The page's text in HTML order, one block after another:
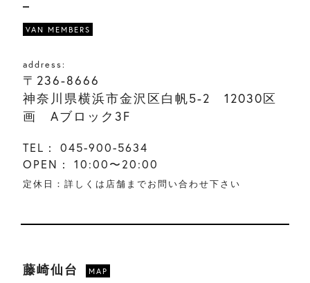
VAN MEMBERS
address:
〒236-8666
神奈川県横浜市金沢区白帆5-2 12030区
画 Aブロック3F
TEL：
045-900-5634
OPEN：
10:00〜20:00
定休日：詳しくは店舗までお問い合わせ下さい
藤崎仙台 MAP